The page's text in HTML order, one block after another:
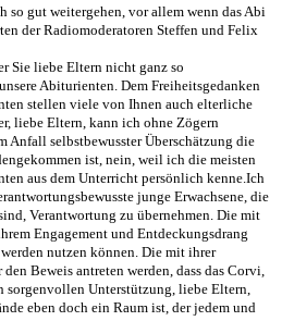
so gut weitergehen, vor allem wenn das Abi
der Radiomoderatoren Steffen und Felix
Sie liebe Eltern nicht ganz so
Abiturienten. Dem Freiheitsgedanken
stellen viele von Ihnen auch elterliche
liebe Eltern, kann ich ohne Zögern
selbstbewusster Überschätzung die
ist, nein, weil ich die meisten
aus dem Unterricht persönlich kenne.Ich
junge Erwachsene, die
Verantwortung zu übernehmen. Die mit
Engagement und Entdeckungsdrang
nutzen können. Die mit ihrer
Beweis antreten werden, dass das Corvi,
Unterstützung, liebe Eltern,
eben doch ein Raum ist, der jedem und